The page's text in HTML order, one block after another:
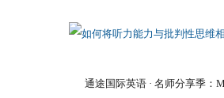
通途国际英语 · 名师分享季：